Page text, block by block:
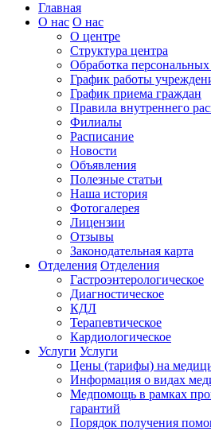
Главная
О нас О нас
О центре
Структура центра
Обработка
График работы
График приема граждан
Правила внутреннего
Филиалы
Расписание
Новости
Объявления
Полезные статьи
Наша история
Фотогалерея
Лицензии
Отзывы
Законодательная карта
Отделения Отделения
Гастроэнтерологическое
Диагностическое
КДЛ
Терапевтическое
Кардиологическое
Услуги Услуги
Цены (тарифы) на
Информация о видах
Медпомощь в рамках
гарантий
Порядок получения